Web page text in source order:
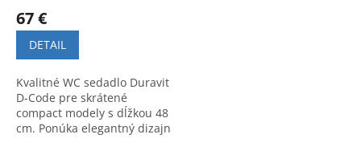
67 €
DETAIL
Kvalitné WC sedadlo Duravit
D-Code pre skrátené
compact modely s dĺžkou 48
cm. Ponúka elegantný dizajn